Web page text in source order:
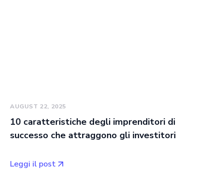
AUGUST 22, 2025
10 caratteristiche degli imprenditori di
successo che attraggono gli investitori
Leggi il post